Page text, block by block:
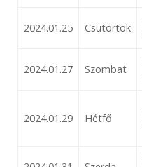
2024.01.25 Csütörtök
2024.01.27 Szombat
2024.01.29 Hétfő